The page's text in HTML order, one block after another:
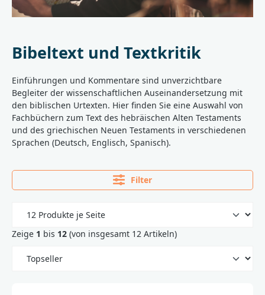
Bibeltext und Textkritik
Einführungen und Kommentare sind unverzichtbare
Begleiter der wissenschaftlichen Auseinandersetzung mit
den biblischen Urtexten. Hier finden Sie eine Auswahl von
Fachbüchern zum Text des hebräischen Alten Testaments
und des griechischen Neuen Testaments in verschiedenen
Sprachen (Deutsch, Englisch, Spanisch).
Filter
Zeige 1 bis 12 (von insgesamt 12 Artikeln)